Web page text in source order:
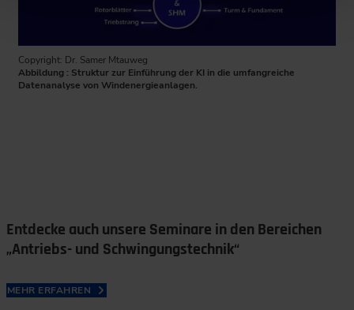
Copyright: Dr. Samer Mtauweg
Abbildung : Struktur zur Einführung der KI in die umfangreiche
Datenanalyse von Windenergieanlagen.
Entdecke auch unsere Seminare in den Bereichen
„Antriebs- und Schwingungstechnik“
MEHR ERFAHREN